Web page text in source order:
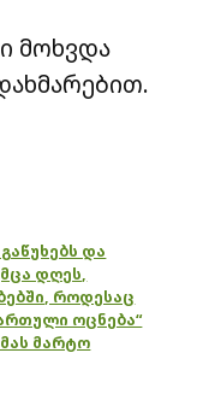
მოხვდა
და
დღეს,
როდესაც
ოცნება“
მარტო